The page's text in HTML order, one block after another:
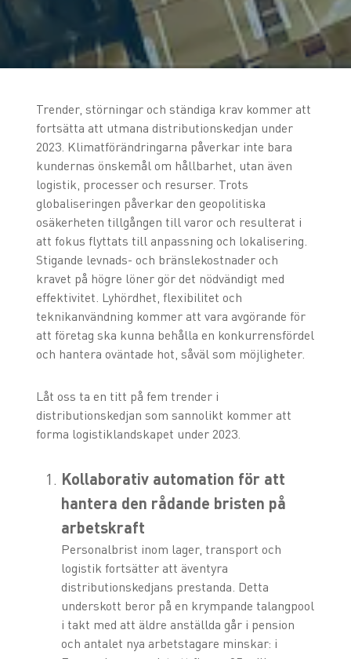
Trender, störningar och ständiga krav kommer att
fortsätta att utmana distributionskedjan under
2023. Klimatförändringarna påverkar inte bara
kundernas önskemål om hållbarhet, utan även
logistik, processer och resurser. Trots
globaliseringen påverkar den geopolitiska
osäkerheten tillgången till varor och resulterat i
att fokus flyttats till anpassning och lokalisering.
Stigande levnads- och bränslekostnader och
kravet på högre löner gör det nödvändigt med
effektivitet. Lyhördhet, flexibilitet och
teknikanvändning kommer att vara avgörande för
att företag ska kunna behålla en konkurrensfördel
och hantera oväntade hot, såväl som möjligheter.
Låt oss ta en titt på fem trender i
distributionskedjan som sannolikt kommer att
forma logistiklandskapet under 2023.
Kollaborativ automation för att
hantera den rådande bristen på
arbetskraft
Personalbrist inom lager, transport och
logistik fortsätter att äventyra
distributionskedjans prestanda. Detta
underskott beror på en krympande talangpool
i takt med att äldre anställda går i pension
och antalet nya arbetstagare minskar: i